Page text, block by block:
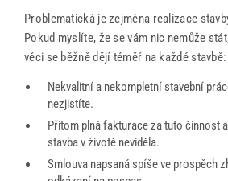
Problematická je zejména realizace
Pokud myslíte, že se vám nic nemůže
věci se běžně dějí téměř na každé stavbě:
Nekvalitní a nekompletní stavební
nezjistíte.
Přitom plná fakturace za tuto činnost
stavba v životě neviděla.
Smlouva napsaná spíše ve prospěch